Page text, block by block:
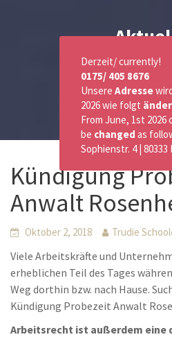
Kündigung
Anwalt
Oktober 2, 2018 Trudie
Viele Arbeitskräfte und
erheblichen Teil des Tages
Weg dorthin bzw. nach Hause.
Kündigung Probezeit Anwalt
Arbeitsrecht ist außerdem
Derzeit/ currently!
0175/ 405 8676
Unsere Adresse
2026 wie folgt
From June, 1st 2026
be changed as
Sophienstr. 4 | 80333